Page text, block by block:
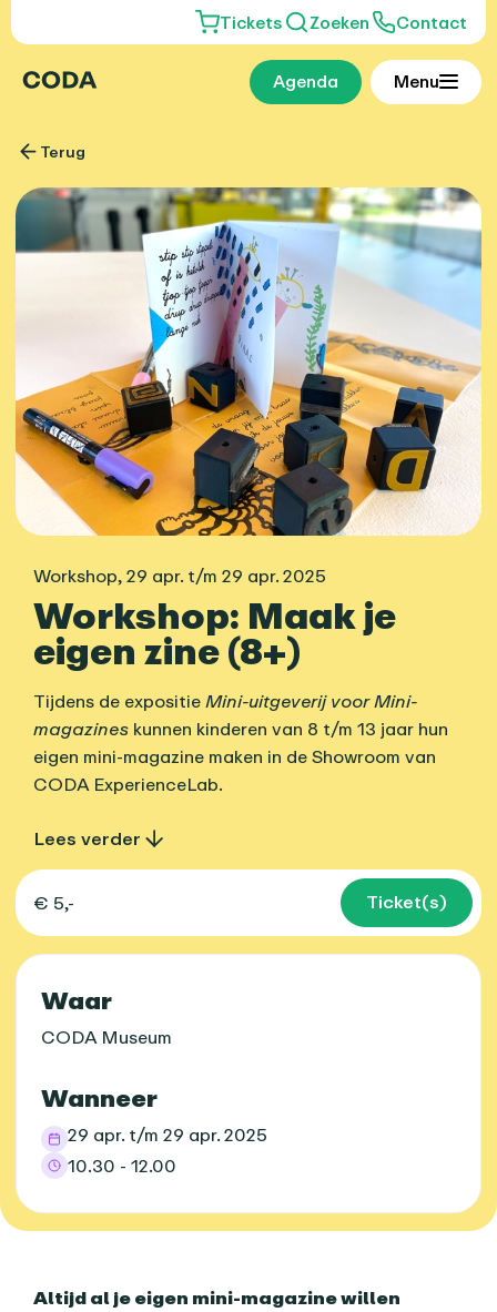
Tickets Zoeken Contact
Agenda Menu
Terug
Workshop,29 apr. t/m 29 apr. 2025
Workshop: Maak je
eigen zine (8+)
Tijdens de expositie Mini-uitgeverij voor Mini-
magazines kunnen kinderen van 8 t/m 13 jaar hun
eigen mini-magazine maken in de Showroom van
CODA ExperienceLab.
Lees verder
€ 5,- Ticket(s)
Praktische informatie
Waar
CODA Museum
Wanneer
29 apr. t/m 29 apr. 2025
10.30 - 12.00
Over dit agenda-item
Altijd al je eigen mini-magazine willen